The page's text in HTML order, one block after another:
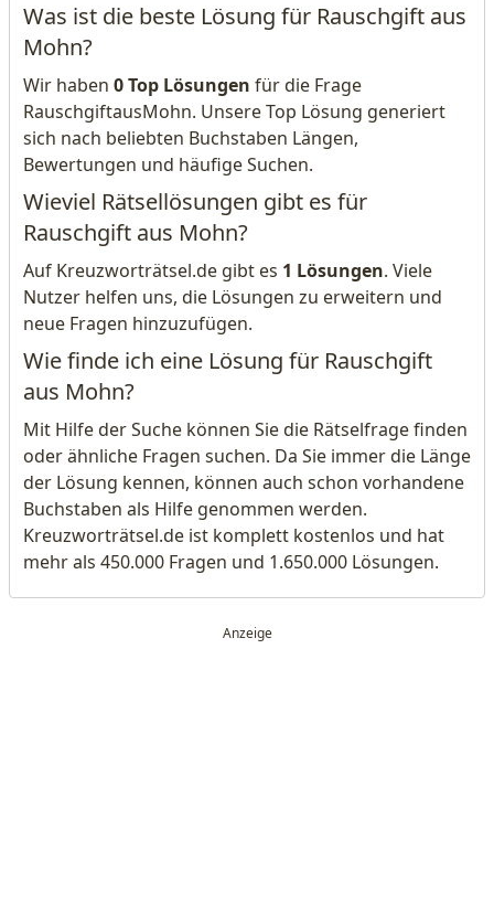
Was ist die beste Lösung für Rauschgift aus
Mohn?
Wir haben 0 Top Lösungen für die Frage
RauschgiftausMohn. Unsere Top Lösung generiert
sich nach beliebten Buchstaben Längen,
Bewertungen und häufige Suchen.
Wieviel Rätsellösungen gibt es für
Rauschgift aus Mohn?
Auf Kreuzworträtsel.de gibt es 1 Lösungen. Viele
Nutzer helfen uns, die Lösungen zu erweitern und
neue Fragen hinzuzufügen.
Wie finde ich eine Lösung für Rauschgift
aus Mohn?
Mit Hilfe der Suche können Sie die Rätselfrage finden
oder ähnliche Fragen suchen. Da Sie immer die Länge
der Lösung kennen, können auch schon vorhandene
Buchstaben als Hilfe genommen werden.
Kreuzworträtsel.de ist komplett kostenlos und hat
mehr als 450.000 Fragen und 1.650.000 Lösungen.